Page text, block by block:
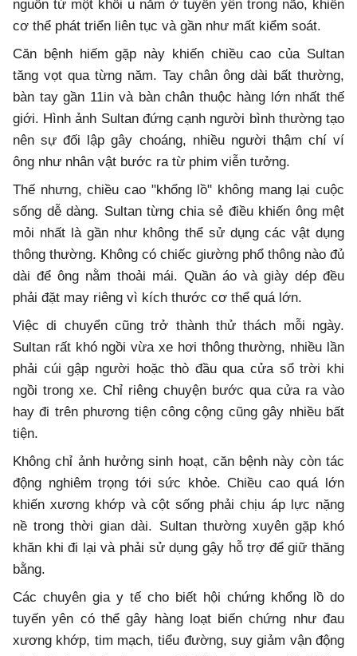
nguồn từ một khối u nằm ở tuyến yên trong não, khiến
cơ thể phát triển liên tục và gần như mất kiểm soát.
Căn bệnh hiếm gặp này khiến chiều cao của Sultan
tăng vọt qua từng năm. Tay chân ông dài bất thường,
bàn tay gần 11in và bàn chân thuộc hàng lớn nhất thế
giới. Hình ảnh Sultan đứng cạnh người bình thường tạo
nên sự đối lập gây choáng, nhiều người thậm chí ví
ông như nhân vật bước ra từ phim viễn tưởng.
Thế nhưng, chiều cao "khổng lồ" không mang lại cuộc
sống dễ dàng. Sultan từng chia sẻ điều khiến ông mệt
mỏi nhất là gần như không thể sử dụng các vật dụng
thông thường. Không có chiếc giường phổ thông nào đủ
dài để ông nằm thoải mái. Quần áo và giày dép đều
phải đặt may riêng vì kích thước cơ thể quá lớn.
Việc di chuyển cũng trở thành thử thách mỗi ngày.
Sultan rất khó ngồi vừa xe hơi thông thường, nhiều lần
phải cúi gập người hoặc thò đầu qua cửa sổ trời khi
ngồi trong xe. Chỉ riêng chuyện bước qua cửa ra vào
hay đi trên phương tiện công cộng cũng gây nhiều bất
tiện.
Không chỉ ảnh hưởng sinh hoạt, căn bệnh này còn tác
động nghiêm trọng tới sức khỏe. Chiều cao quá lớn
khiến xương khớp và cột sống phải chịu áp lực nặng
nề trong thời gian dài. Sultan thường xuyên gặp khó
khăn khi đi lại và phải sử dụng gậy hỗ trợ để giữ thăng
bằng.
Các chuyên gia y tế cho biết hội chứng khổng lồ do
tuyến yên có thể gây hàng loạt biến chứng như đau
xương khớp, tim mạch, tiểu đường, suy giảm vận động